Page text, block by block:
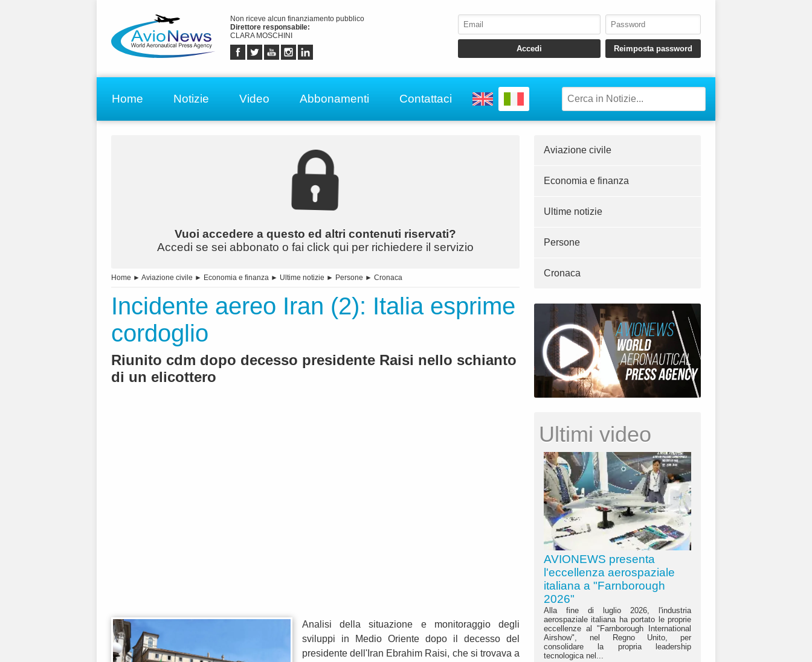
Non riceve alcun finanziamento pubblico
Direttore responsabile:
CLARA MOSCHINI
Home Notizie Video Abbonamenti Contattaci
Vuoi accedere a questo ed altri contenuti riservati?
Accedi se sei abbonato o fai click qui per richiedere il servizio
Home ► Aviazione civile ► Economia e finanza ► Ultime notizie ► Persone ► Cronaca
Incidente aereo Iran (2): Italia esprime
cordoglio
Riunito cdm dopo decesso presidente Raisi nello schianto
di un elicottero
Analisi della situazione e monitoraggio degli
sviluppi in Medio Oriente dopo il decesso del
presidente dell'Iran Ebrahim Raisi, che si trovava a
Aviazione civile
Economia e finanza
Ultime notizie
Persone
Cronaca
Ultimi video
AVIONEWS presenta
l'eccellenza aerospaziale
italiana a "Farnborough
2026"
Alla fine di luglio 2026, l'industria
aerospaziale italiana ha portato le proprie
eccellenze al "Farnborough International
Airshow", nel Regno Unito, per
consolidare la propria leadership
tecnologica nel...